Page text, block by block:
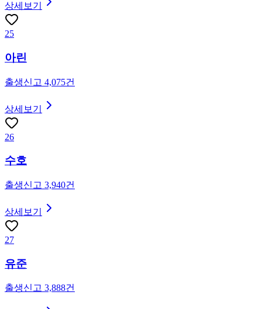
상세보기
25
아린
출생신고 4,075건
상세보기
26
수호
출생신고 3,940건
상세보기
27
유준
출생신고 3,888건